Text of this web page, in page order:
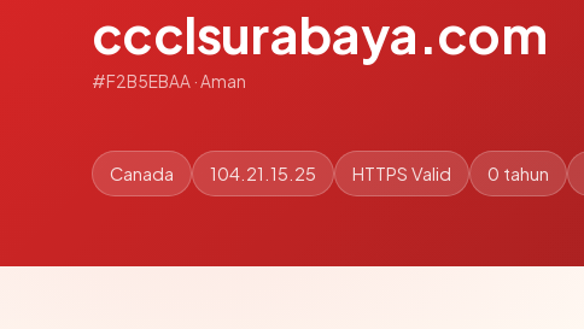
ccclsurabaya.com
#F2B5EBAA · Aman
Canada 104.21.15.25 HTTPS Valid 0 tahun